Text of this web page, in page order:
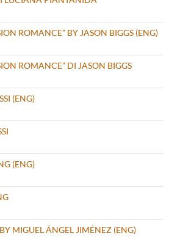
ROMANCE” BY JASON BIGGS (ENG)
ROMANCE” DI JASON BIGGS
(ENG)
(ENG)
MIGUEL ÁNGEL JIMÉNEZ (ENG)